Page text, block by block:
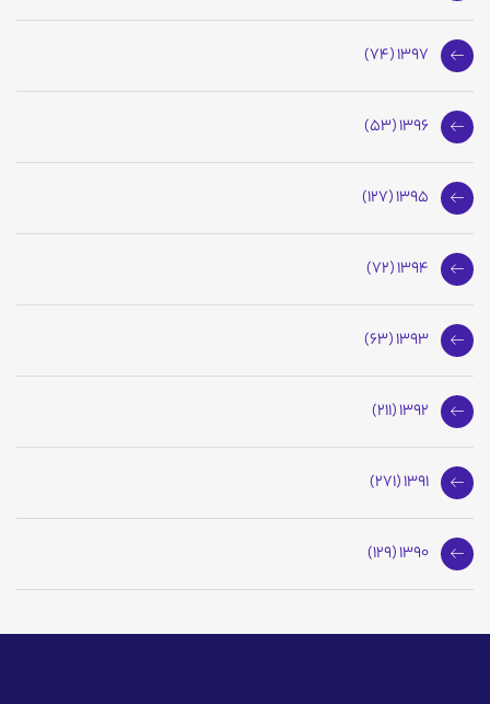
1397 (74)
1396 (53)
1395 (127)
1394 (72)
1393 (63)
1392 (211)
1391 (271)
1390 (129)